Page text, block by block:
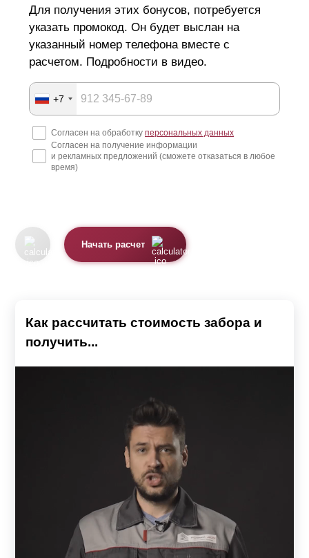
Для получения этих бонусов, потребуется
указать промокод. Он будет выслан на
указанный номер телефона вместе с
расчетом. Подробности в видео.
+7
Согласен на обработку персональных данных
Согласен на получение информации
и рекламных предложений (сможете отказаться в любое
время)
Начать расчет
Как рассчитать стоимость забора и
получить...